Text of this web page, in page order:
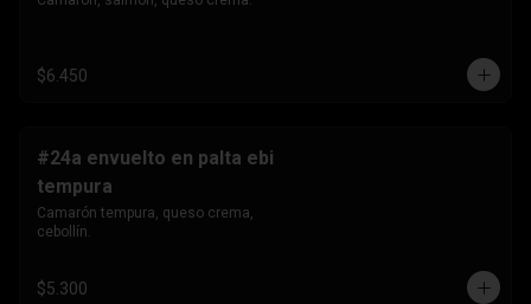
$6.450
#24a envuelto en palta ebi
tempura
Camarón tempura, queso crema,
cebollín.
$5.300